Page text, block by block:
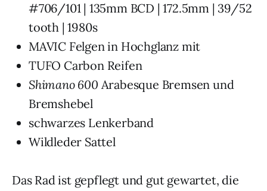
#706/101 | 135mm BCD | 172.5mm | 39/52
tooth | 1980s
MAVIC Felgen in Hochglanz mit
TUFO Carbon Reifen
Shimano 600 Arabesque Bremsen und
Bremshebel
schwarzes Lenkerband
Wildleder Sattel
Das Rad ist gepflegt und gut gewartet, die